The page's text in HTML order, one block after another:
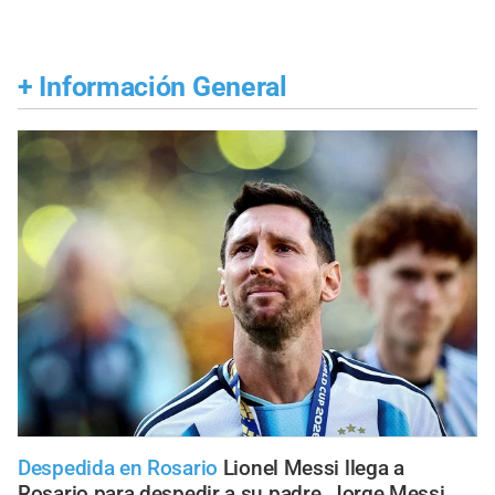
+ Información General
Despedida en Rosario Lionel Messi llega a